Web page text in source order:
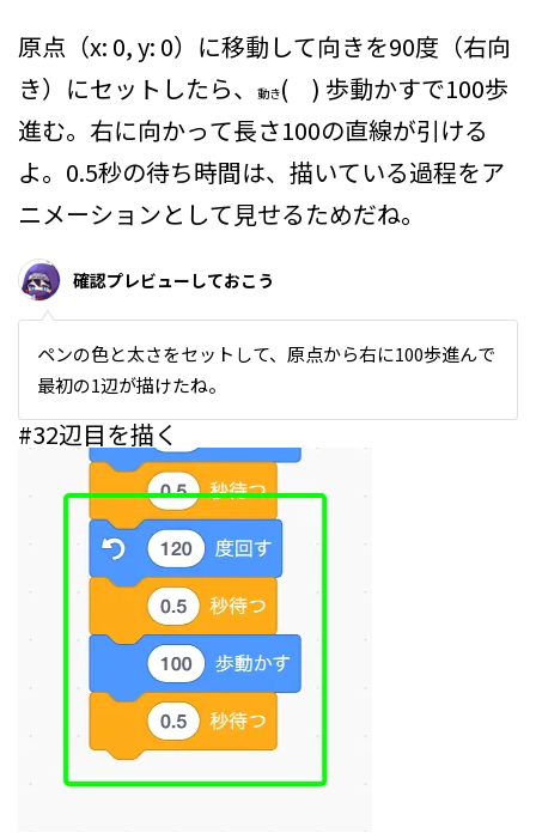
原点（x: 0, y: 0）に移動して向きを90度（右向
き）にセットしたら、
動き( ) 歩動かすで100歩
進む。右に向かって長さ100の直線が引ける
よ。0.5秒の待ち時間は、描いている過程をア
ニメーションとして見せるためだね。
確認プレビューしておこう
ペンの色と太さをセットして、原点から右に100歩進んで
最初の1辺が描けたね。
#32辺目を描く